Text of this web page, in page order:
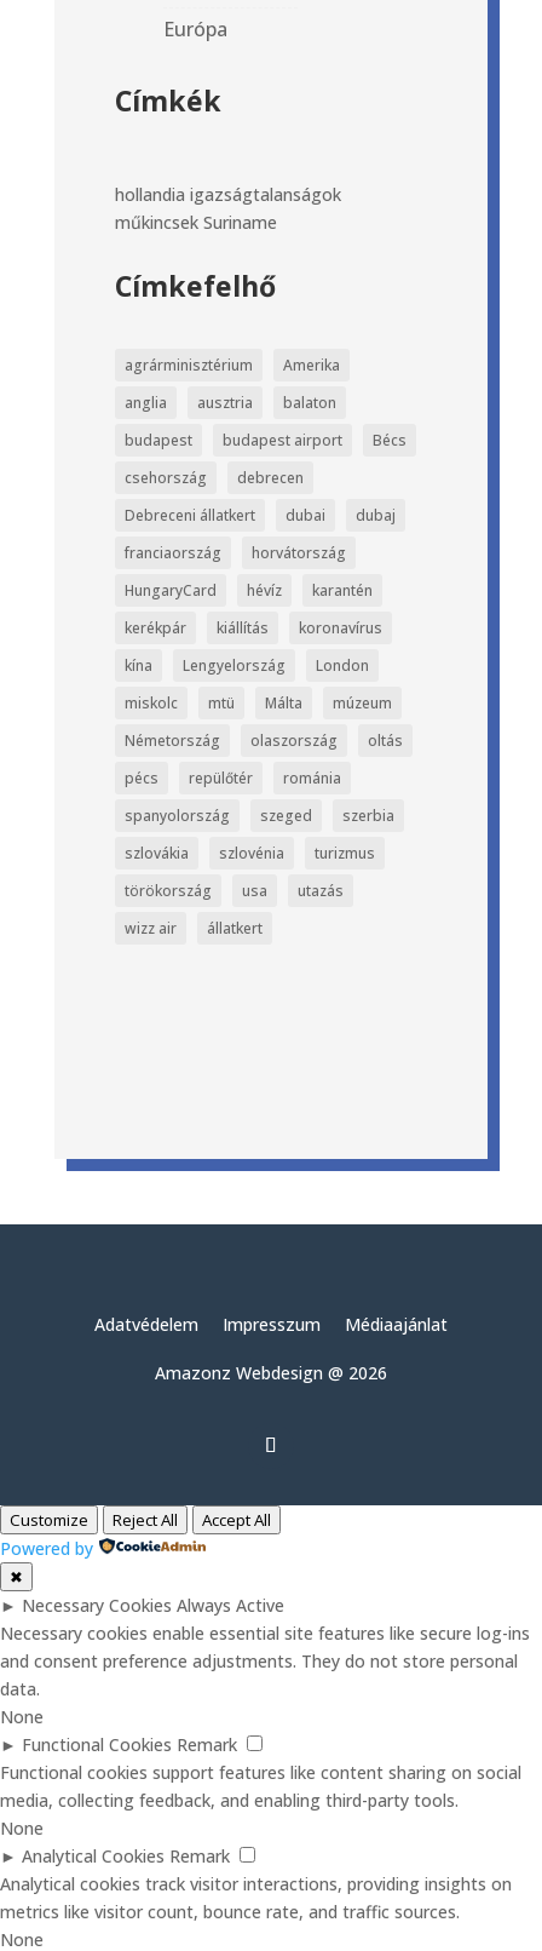
Európa
Címkék
hollandia igazságtalanságok
műkincsek Suriname
Címkefelhő
agrárminisztérium
Amerika
anglia
ausztria
balaton
budapest
budapest airport
Bécs
csehország
debrecen
Debreceni állatkert
dubai
dubaj
franciaország
horvátország
HungaryCard
hévíz
karantén
kerékpár
kiállítás
koronavírus
kína
Lengyelország
London
miskolc
mtü Málta
múzeum
Németország
olaszország
oltás
pécs
repülőtér
románia
spanyolország
szeged
szerbia
szlovákia
szlovénia
turizmus
törökország
usa
utazás
wizz air
állatkert
Adatvédelem Impresszum Médiaajánlat
Amazonz Webdesign @ 2026
Customize Reject All Accept All
Powered by
✖
► Necessary Cookies Always Active
Necessary cookies enable essential site features like secure log-ins
and consent preference adjustments. They do not store personal
data.
None
► Functional Cookies Remark
Functional cookies support features like content sharing on social
media, collecting feedback, and enabling third-party tools.
None
► Analytical Cookies Remark
Analytical cookies track visitor interactions, providing insights on
metrics like visitor count, bounce rate, and traffic sources.
None